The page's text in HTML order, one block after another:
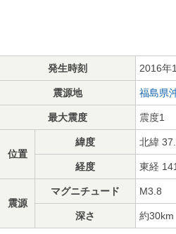
発生時刻 2016年
震源地 福島県
最大震度 震度1
位置
緯度 北緯
経度 東経
震源
マグニチュード M3.8
深さ 約30km